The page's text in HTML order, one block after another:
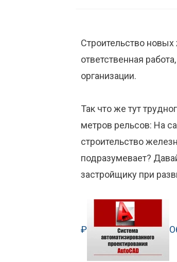
Строительство
ответственная
организации.
Так что же тут
метров рельсов: На
строительство
подразумевает?
застройщику при
₽